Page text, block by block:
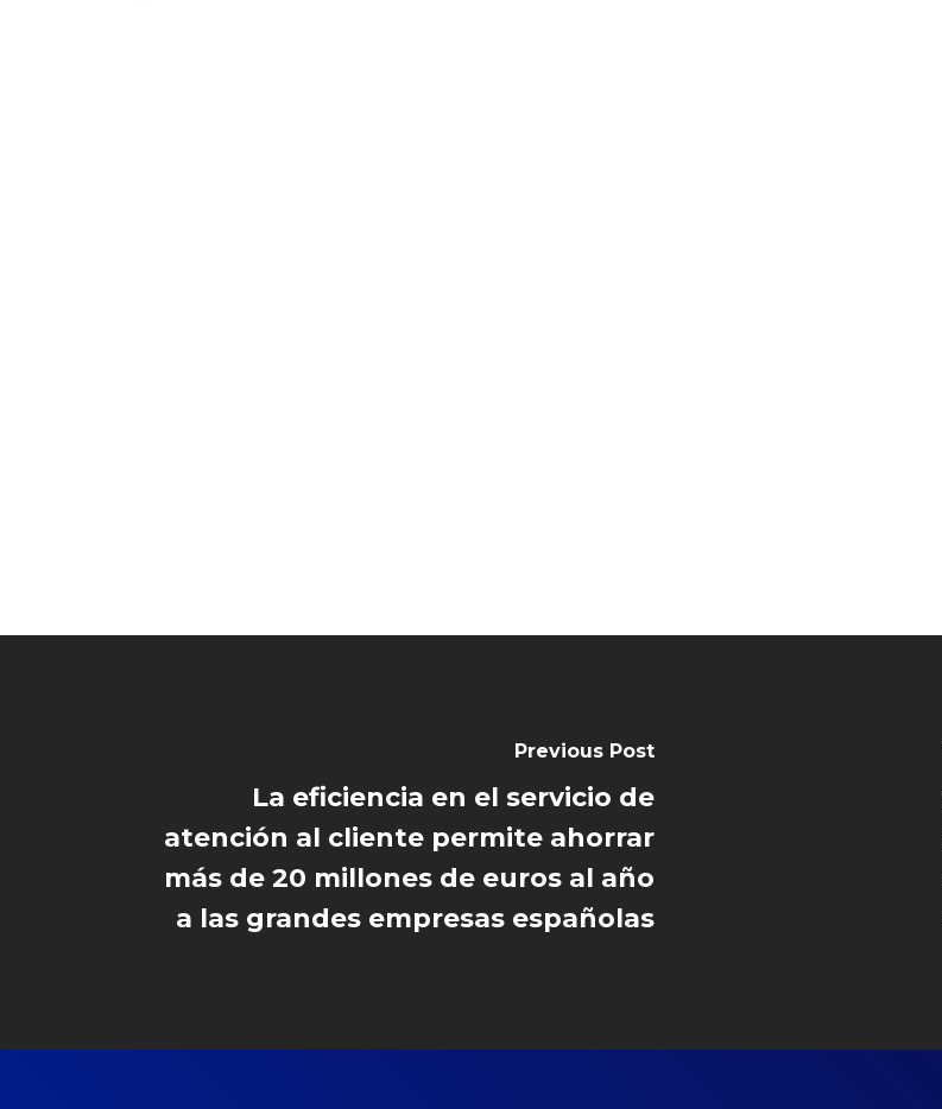
Previous Post
La eficiencia en el servicio de
atención al cliente permite ahorrar
más de 20 millones de euros al año
a las grandes empresas españolas